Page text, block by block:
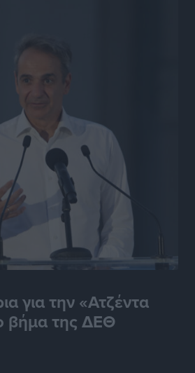
για την «Ατζέντα
βήμα της ΔΕΘ